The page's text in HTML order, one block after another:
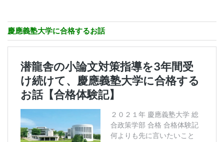
慶應義塾大学に合格するお話